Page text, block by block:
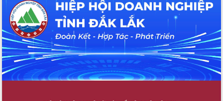
Tháo gỡ những vướng mắc, đẩy mạnh
công tác cải cách thủ tục hành chính
tại Trung tâm Phục vụ hành chính
công tỉnh
Đắk Lắk: Tôn vinh 46 giải pháp tại Hội
thi Sáng tạo Kỹ thuật 2024 - 2025
Đắk Lắk rà soát, điều chỉnh Đề án 190